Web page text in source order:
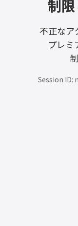
制限
不正なア
プレミ
Session ID: